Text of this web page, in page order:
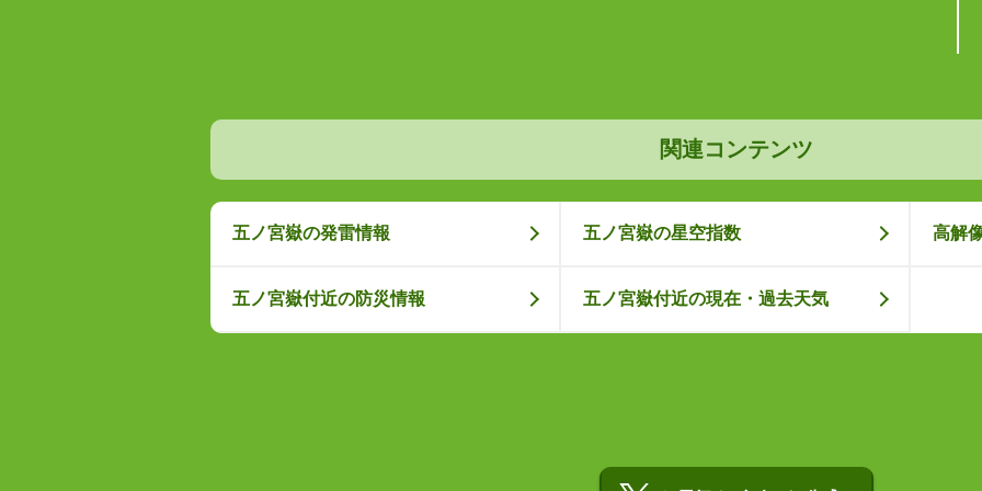
関連コンテンツ
五ノ宮嶽の発雷情報 五ノ宮嶽の星空指数 高解
五ノ宮嶽付近の防災情報 五ノ宮嶽付近の現在・過去天気